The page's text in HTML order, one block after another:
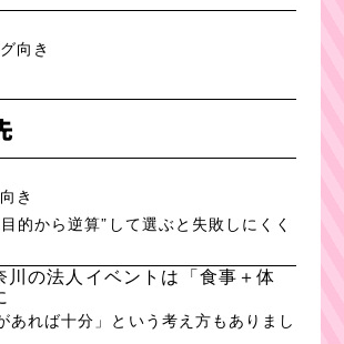
向き
き
的から逆算”して選ぶと失敗しにくく
川の法人イベントは「食事＋体
あれば十分」という考え方もありまし